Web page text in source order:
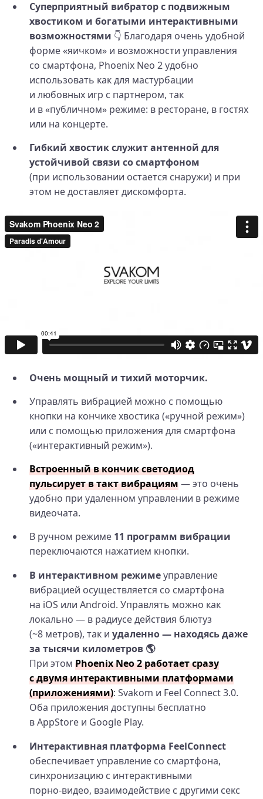
Суперприятный вибратор с подвижным
хвостиком и богатыми интерактивными
возможностями 👇 Благодаря очень удобной
форме «яичком» и возможности управления
со смартфона, Phoenix Neo 2 удобно
использовать как для мастурбации
и любовных игр с партнером, так
и в «публичном» режиме: в ресторане, в гостях
или на концерте.
Гибкий хвостик служит антенной для
устойчивой связи со смартфоном
(при использовании остается снаружи) и при
этом не доставляет дискомфорта.
Очень мощный и тихий моторчик.
Управлять вибрацией можно с помощью
кнопки на кончике хвостика («ручной режим»)
или с помощью приложения для смартфона
(«интерактивный режим»).
Встроенный в кончик светодиод
пульсирует в такт вибрациям— это очень
удобно при удаленном управлении в режиме
видеочата.
В ручном режиме 11 программ вибрации
переключаются нажатием кнопки.
В интерактивном режимеуправление
вибрацией осуществляется со смартфона
на iOS или Android. Управлять можно как
локально — в радиусе действия блютуз
(~8 метров), так и удаленно — находясь даже
за тысячи километров 🌎
При этом Phoenix Neo 2 работает сразу
с двумя интерактивными платформами
(приложениями): Svakom и Feel Connect 3.0.
Оба приложения доступны бесплатно
в AppStore и Google Play.
Интерактивная платформа FeelConnect
обеспечивает управление со смартфона,
синхронизацию с интерактивными
порно‑видео, взаимодействие с другими секс